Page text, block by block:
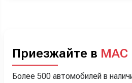
Приезжайте в МАС
Более 500 автомобилей в